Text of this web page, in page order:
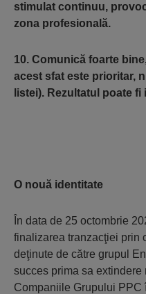
stimulat continuu,
zona profesională.
10. Comunică foarte
acest sfat este prioritar,
listei). Rezultatul poate
O nouă identitate
În data de 25 octombrie
finalizarea tranzacţiei prin
deţinute de către grupul
succes prima sa extindere
Companiile Grupului